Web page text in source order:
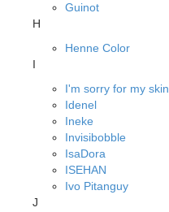
Guinot
H
Henne Color
I
I'm sorry for my skin
Idenel
Ineke
Invisibobble
IsaDora
ISEHAN
Ivo Pitanguy
J